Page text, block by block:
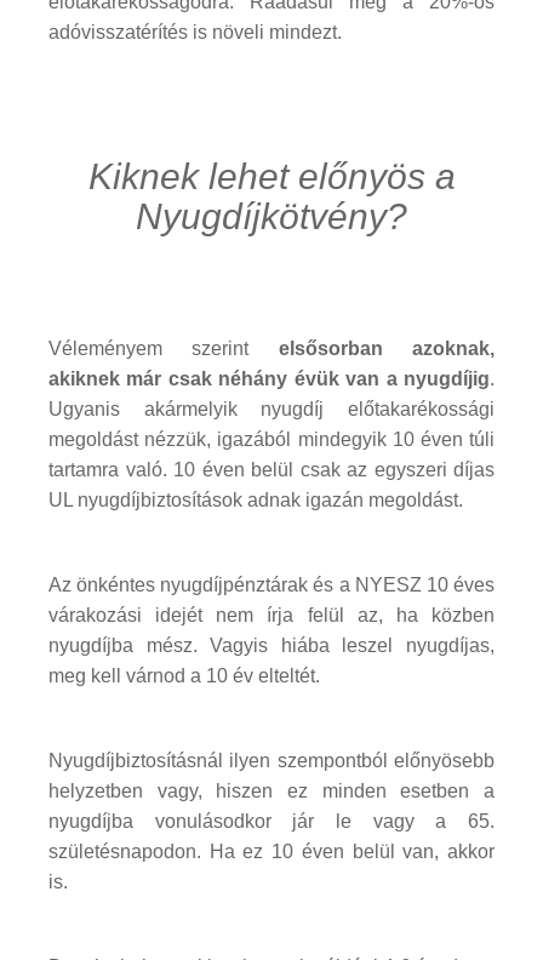
adóvisszatérítés is növeli mindezt.
Kiknek lehet előnyös a
Nyugdíjkötvény?
Véleményem szerint elsősorban azoknak,
akiknek már csak néhány évük van a nyugdíjig.
Ugyanis akármelyik nyugdíj előtakarékossági
megoldást nézzük, igazából mindegyik 10 éven túli
tartamra való. 10 éven belül csak az egyszeri díjas
UL nyugdíjbiztosítások adnak igazán megoldást.
Az önkéntes nyugdíjpénztárak és a NYESZ 10 éves
várakozási idejét nem írja felül az, ha közben
nyugdíjba mész. Vagyis hiába leszel nyugdíjas,
meg kell várnod a 10 év elteltét.
Nyugdíjbiztosításnál ilyen szempontból előnyösebb
helyzetben vagy, hiszen ez minden esetben a
nyugdíjba vonulásodkor jár le vagy a 65.
születésnapodon. Ha ez 10 éven belül van, akkor
is.